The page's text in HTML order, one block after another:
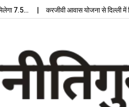
करजीवी आवास योजना से दिल्ली में